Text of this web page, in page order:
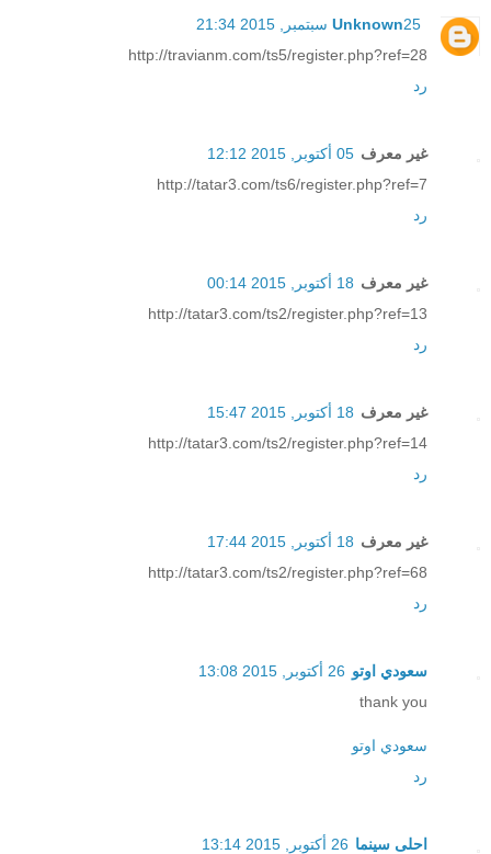
Unknown25 سبتمبر, 2015 21:34
http://travianm.com/ts5/register.php?ref=28
رد
غير معرف 05 أكتوبر, 2015 12:12
http://tatar3.com/ts6/register.php?ref=7
رد
غير معرف 18 أكتوبر, 2015 00:14
http://tatar3.com/ts2/register.php?ref=13
رد
غير معرف 18 أكتوبر, 2015 15:47
http://tatar3.com/ts2/register.php?ref=14
رد
غير معرف 18 أكتوبر, 2015 17:44
http://tatar3.com/ts2/register.php?ref=68
رد
سعودي اوتو 26 أكتوبر, 2015 13:08
thank you
سعودي اوتو
رد
احلى سينما 26 أكتوبر, 2015 13:14